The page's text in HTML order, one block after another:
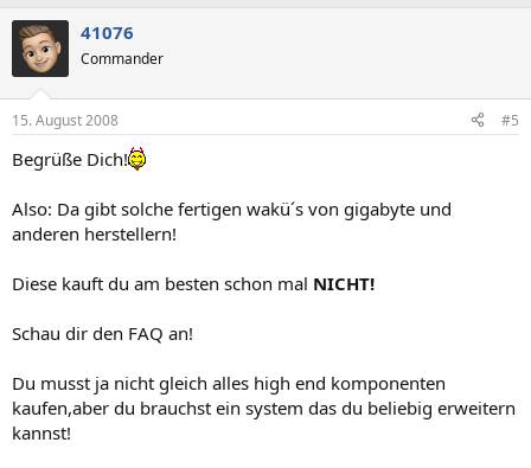
41076
Commander
15. August 2008 #5
Begrüße Dich!
Also: Da gibt solche fertigen wakü´s von gigabyte und
anderen herstellern!
Diese kauft du am besten schon mal NICHT!
Schau dir den FAQ an!
Du musst ja nicht gleich alles high end komponenten
kaufen,aber du brauchst ein system das du beliebig erweitern
kannst!